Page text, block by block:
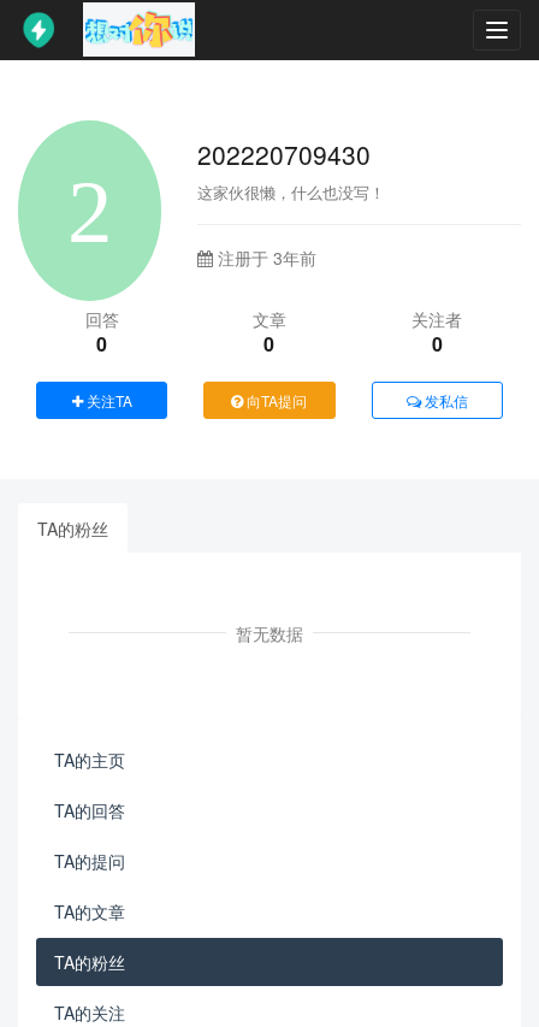
202220709430
这家伙很懒，什么也没写！
注册于 3年前
回答
0
文章
0
关注者
0
关注TA 向TA提问 发私信
TA的粉丝
暂无数据
TA的主页
TA的回答
TA的提问
TA的文章
TA的粉丝
TA的关注